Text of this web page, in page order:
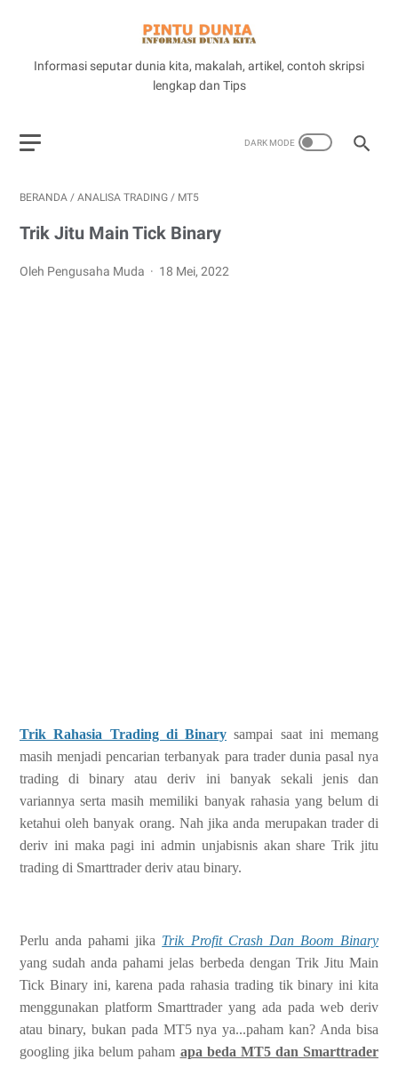
Informasi seputar dunia kita, makalah, artikel, contoh skripsi
lengkap dan Tips
BERANDA / ANALISA TRADING / MT5
Trik Jitu Main Tick Binary
Oleh Pengusaha Muda 18 Mei, 2022
Trik Rahasia Trading di Binary sampai saat ini memang
masih menjadi pencarian terbanyak para trader dunia pasal nya
trading di binary atau deriv ini banyak sekali jenis dan
variannya serta masih memiliki banyak rahasia yang belum di
ketahui oleh banyak orang. Nah jika anda merupakan trader di
deriv ini maka pagi ini admin unjabisnis akan share Trik jitu
trading di Smarttrader deriv atau binary.
Perlu anda pahami jika Trik Profit Crash Dan Boom Binary
yang sudah anda pahami jelas berbeda dengan Trik Jitu Main
Tick Binary ini, karena pada rahasia trading tik binary ini kita
menggunakan platform Smarttrader yang ada pada web deriv
atau binary, bukan pada MT5 nya ya...paham kan? Anda bisa
googling jika belum paham apa beda MT5 dan Smarttrader